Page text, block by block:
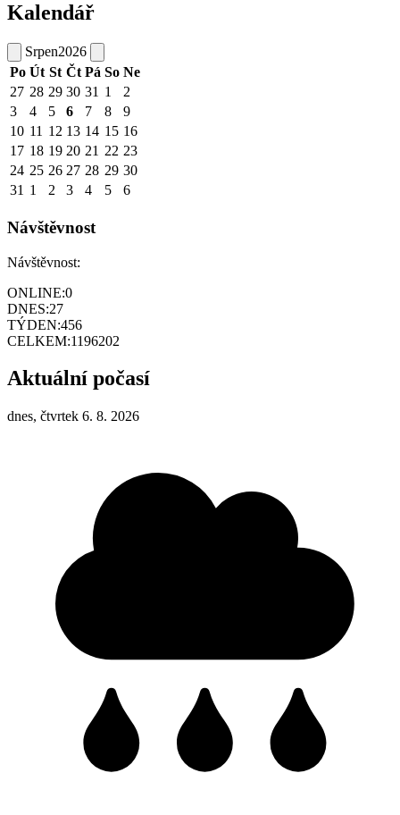
Kalendář
Srpen2026
Po Út St Čt Pá So Ne
27 28 29 30 31 1
2
3
4 5 6 7 8
9
10 11 12 13 14 15 16
17 18 19 20 21 22 23
24 25 26 27 28 29 30
31 1 2 3 4 5 6
Návštěvnost
Návštěvnost:
ONLINE:0
DNES:27
TÝDEN:456
CELKEM:1196202
Aktuální počasí
dnes, čtvrtek 6. 8. 2026